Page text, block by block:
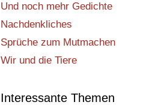
Und noch mehr Gedichte
Nachdenkliches
Sprüche zum Mutmachen
Wir und die Tiere
Interessante Themen